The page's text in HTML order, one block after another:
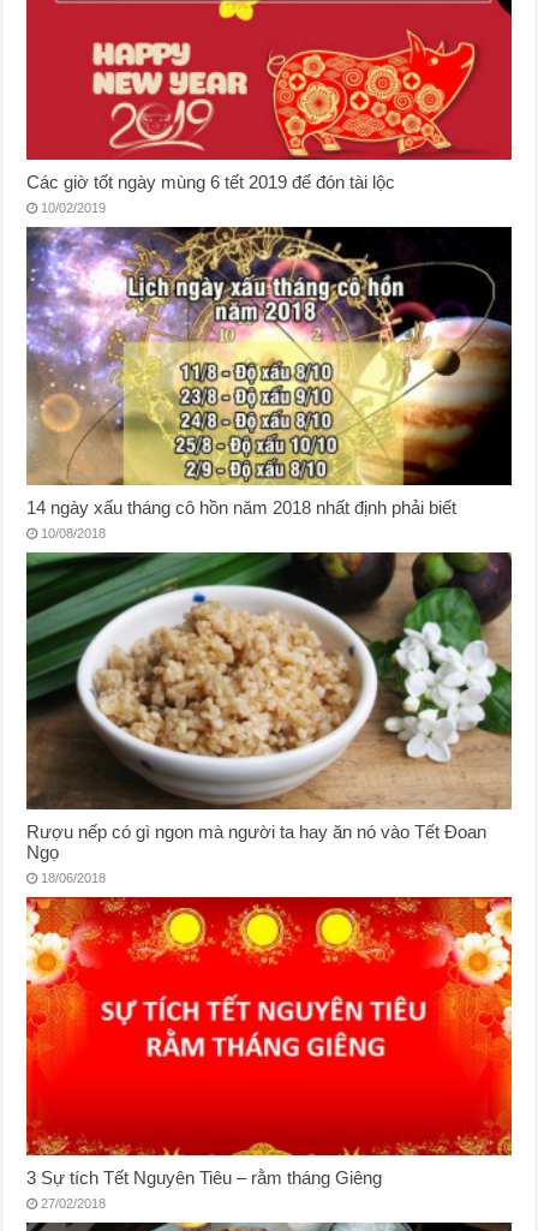
Các giờ tốt ngày mùng 6 tết 2019 để đón tài lộc
10/02/2019
14 ngày xấu tháng cô hồn năm 2018 nhất định phải biết
10/08/2018
Rượu nếp có gì ngon mà người ta hay ăn nó vào Tết Đoan
Ngọ
18/06/2018
3 Sự tích Tết Nguyên Tiêu – rằm tháng Giêng
27/02/2018